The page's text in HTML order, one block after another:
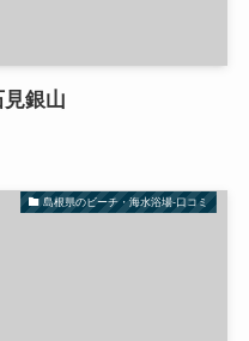
銀山
島根県のビーチ・海水浴場-口コミ